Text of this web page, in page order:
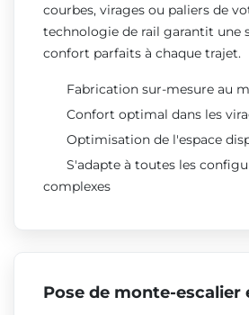
courbes, virages ou paliers de
technologie de rail garantit une
confort parfaits à chaque trajet.
Fabrication sur-mesure au
Confort optimal dans les
Optimisation de l'espace
S'adapte à toutes les
complexes
Pose de monte-escalier